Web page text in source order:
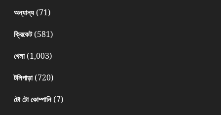
অন্যান্য(71)
ক্রিকেট(581)
খেলা(1,003)
টলিপাড়া(720)
টো টো কোম্পানি(7)